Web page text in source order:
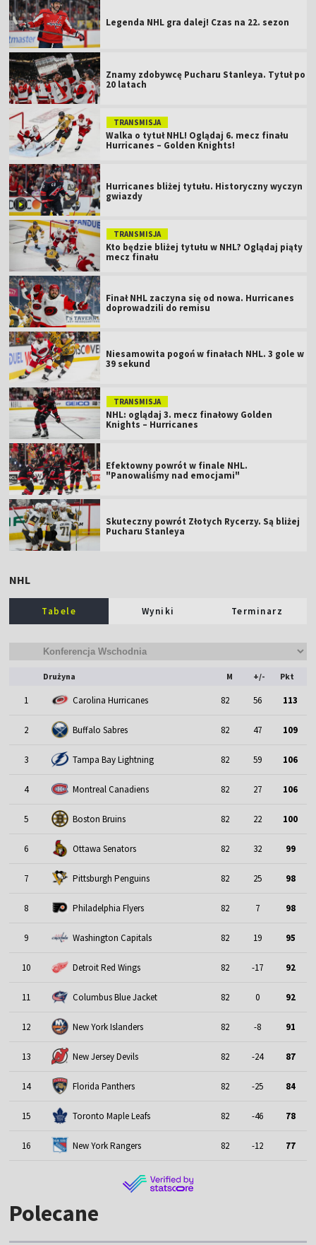
Legenda NHL gra dalej! Czas na 22. sezon
Znamy zdobywcę Pucharu Stanleya. Tytuł po
20 latach
TRANSMISJA
Walka o tytuł NHL! Oglądaj 6. mecz finału
Hurricanes – Golden Knights!
Hurricanes bliżej tytułu. Historyczny wyczyn
gwiazdy
TRANSMISJA
Kto będzie bliżej tytułu w NHL? Oglądaj piąty
mecz finału
Finał NHL zaczyna się od nowa. Hurricanes
doprowadzili do remisu
Niesamowita pogoń w finałach NHL. 3 gole w
39 sekund
TRANSMISJA
NHL: oglądaj 3. mecz finałowy Golden
Knights – Hurricanes
Efektowny powrót w finale NHL.
"Panowaliśmy nad emocjami"
Skuteczny powrót Złotych Rycerzy. Są bliżej
Pucharu Stanleya
NHL
Tabele Wyniki Terminarz
Drużyna M +/- Pkt
1 Carolina Hurricanes 82 56 113
2 Buffalo Sabres 82 47 109
3 Tampa Bay Lightning 82 59 106
4 Montreal Canadiens 82 27 106
5 Boston Bruins 82 22 100
6 Ottawa Senators 82 32 99
7 Pittsburgh Penguins 82 25 98
8 Philadelphia Flyers 82 7 98
9 Washington Capitals 82 19 95
10 Detroit Red Wings 82 -17 92
11 Columbus Blue Jacket 82 0 92
12 New York Islanders 82 -8 91
13 New Jersey Devils 82 -24 87
14 Florida Panthers 82 -25 84
15 Toronto Maple Leafs 82 -46 78
16 New York Rangers 82 -12 77
Polecane